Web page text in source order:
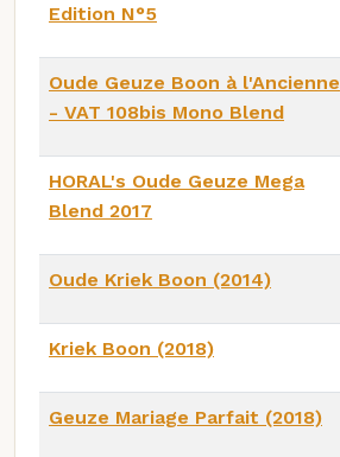
Edition N°5
Oude Geuze Boon à l'Ancienne
- VAT 108bis Mono Blend
HORAL's Oude Geuze Mega
Blend 2017
Oude Kriek Boon (2014)
Kriek Boon (2018)
Geuze Mariage Parfait (2018)